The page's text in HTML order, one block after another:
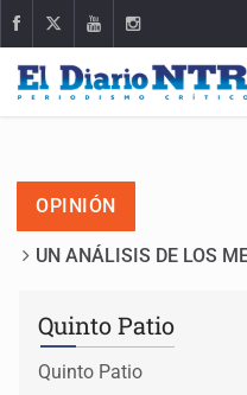
OPINIÓN
UN ANÁLISIS DE LOS
Quinto Patio
Quinto Patio